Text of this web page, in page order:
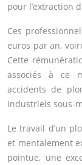
pour l’extraction
Ces
euros par an,
Cette
associés à ce
accidents de
industriels sous-
Le travail d’un
et mentalement
pointue, une